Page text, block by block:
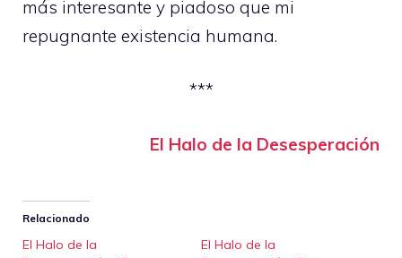
más interesante y piadoso que mi
repugnante existencia humana.
***
El Halo de la Desesperación
Relacionado
El Halo de la
El Halo de la